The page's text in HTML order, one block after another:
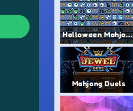
Halloween Mahjong
Mahjong Duels